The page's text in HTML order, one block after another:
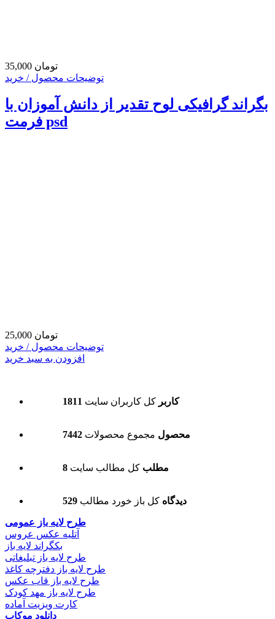
35,000 تومان
توضیحات محصول / خرید
بگراند گرافیکی لوح تقدیر از دانش آموزان با
فرمت psd
25,000 تومان
توضیحات محصول / خرید
افزودن به سبد خرید
1811 کاربر کل کاربران سایت
7442 محصول مجموع محصولات
8 مطلب کل مطالب سایت
529 دیدگاه کل باز خورد مطالب
طرح لایه باز عمومی
آتلیه عکس عروس
بکگراند لایه باز
طرح لایه باز تبلیغاتی
طرح لایه باز دفترچه کاغذ
طرح لایه باز قاب عکس
طرح لایه باز مهد کودک
کارت ویزیت آماده
دانلود موکاپ